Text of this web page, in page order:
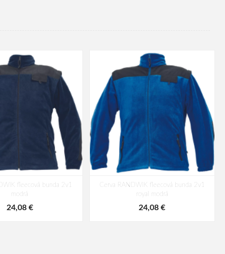
fleecová bunda 2v1
modrá
24,08 €
Cerva RANDWIK fleecová bunda 2v1
royal modrá
24,08 €